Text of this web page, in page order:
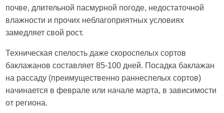
почве, длительной пасмурной погоде, недостаточной
влажности и прочих неблагоприятных условиях
замедляет свой рост.
Техническая спелость даже скороспелых сортов
баклажанов составляет 85-100 дней. Посадка баклажан
на рассаду (преимущественно раннеспелых сортов)
начинается в феврале или начале марта, в зависимости
от региона.